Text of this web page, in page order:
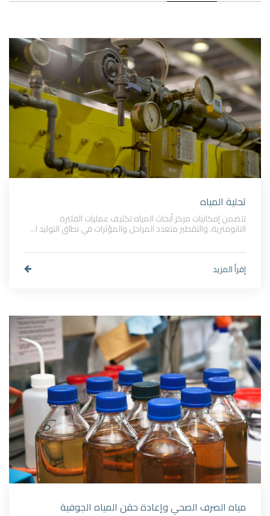
تحلية المياه
تتضمن إمكانيات مركز أبحاث المياه تكثيف عمليات الفلترة
النانومترية، والتقطير متعدد المراحل والمؤثرات في نطاق التوليد ا...
إقرأ المزيد
مياه الصرف الصحي وإعادة حقن المياه الجوفية